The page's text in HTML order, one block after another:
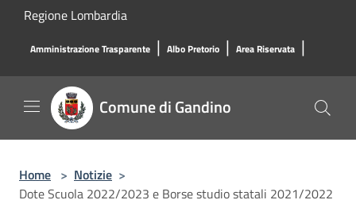
Salta al contenuto principale
Regione Lombardia
Amministrazione Trasparente | Albo Pretorio | Area Riservata |
Comune di Gandino
Home > Notizie >
Dote Scuola 2022/2023 e Borse studio statali 2021/2022